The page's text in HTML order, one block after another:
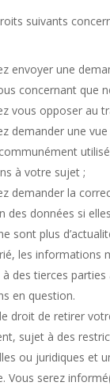
suivants
envoyer une
concernant que
vous opposer au
demander une vue
à votre sujet ;
demander la
des données si
sont plus
les informations
des tierces parties
en question.
droit de retirer
sujet à des
ou juridiques et
Vous serez